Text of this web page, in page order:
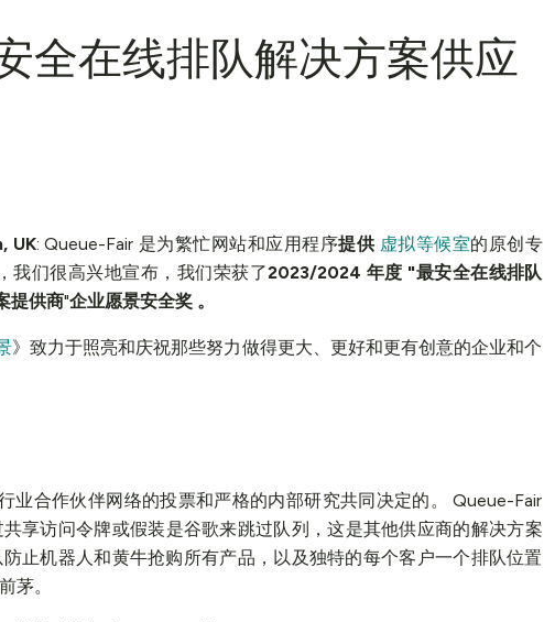
全在线排队解决方案供应
UK: Queue-Fair 是为繁忙网站和应用程序提供 虚拟等候室的原创专
我们很高兴地宣布，我们荣获了2023/2024 年度 "最安全在线排队
提供商"企业愿景安全奖 。
》致力于照亮和庆祝那些努力做得更大、更好和更有创意的企业和个
业合作伙伴网络的投票和严格的内部研究共同决定的。 Queue-Fair
共享访问令牌或假装是谷歌来跳过队列，这是其他供应商的解决方案
止机器人和黄牛抢购所有产品，以及独特的每个客户一个排队位置
茅。